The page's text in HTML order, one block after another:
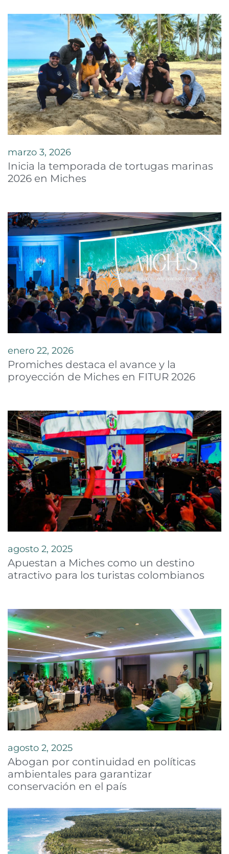
marzo 3, 2026
Inicia la temporada de tortugas marinas
2026 en Miches
enero 22, 2026
Promiches destaca el avance y la
proyección de Miches en FITUR 2026
agosto 2, 2025
Apuestan a Miches como un destino
atractivo para los turistas colombianos
agosto 2, 2025
Abogan por continuidad en políticas
ambientales para garantizar
conservación en el país